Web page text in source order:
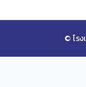
© โรง